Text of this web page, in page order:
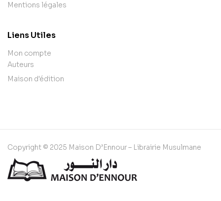
Mentions légales
Liens Utiles
Mon compte
Auteurs
Maison d'édition
Copyright © 2025 Maison D’Ennour – Librairie Musulmane